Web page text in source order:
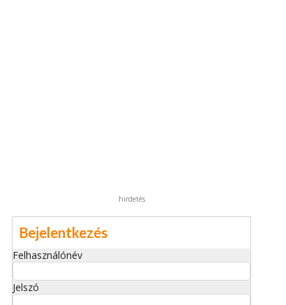
hirdetés
Bejelentkezés
Felhasználónév
Jelszó